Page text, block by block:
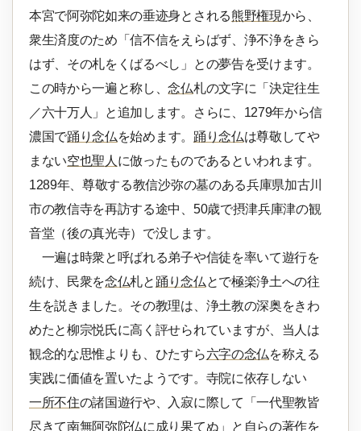
本宮で阿弥陀如来の垂迹身とされる熊野権現から、
衆生済度のため「信不信をえらばず、浄不浄をきら
はず、その札をくばるべし」との夢告を受けます。
この時から一遍と称し、念仏札の文字に「決定往生
／六十万人」と追加します。さらに、1279年から信
濃国で踊り念仏を始めます。 踊り念仏は尊敬してや
まない空也聖人 に倣ったものであるといわれます。
1289年、尊敬する教信沙弥の墓のある兵庫県加古川
市の教信寺を再訪する途中、50歳で摂津兵庫津の観
音堂（後の真光寺）で没します。
一遍は時衆と呼ばれる弟子や信徒を率いて遊行を
続け、民衆を念仏札と 踊り念仏とで極楽浄土への往
生を説きました。その教理は、浄土教の深奥をきわ
めたと柳宗悦氏に高く評せられていますが、当人は
観念的な思惟よりも、ひたすら六字の念仏を称える
実践に価値を置いたようです。寺院に依存しない
一所不住の諸国遊行や、入寂に際して「一代聖教皆
尽きて南無阿弥陀仏に成り果てぬ」と自らの著作を